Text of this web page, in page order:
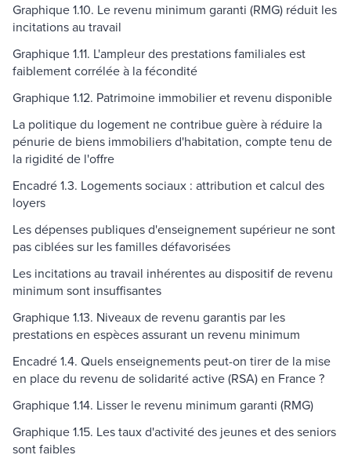
Graphique 1.10. Le revenu minimum garanti (RMG) réduit les
incitations au travail
Graphique 1.11. L'ampleur des prestations familiales est
faiblement corrélée à la fécondité
Graphique 1.12. Patrimoine immobilier et revenu disponible
La politique du logement ne contribue guère à réduire la
pénurie de biens immobiliers d'habitation, compte tenu de
la rigidité de l'offre
Encadré 1.3. Logements sociaux : attribution et calcul des
loyers
Les dépenses publiques d'enseignement supérieur ne sont
pas ciblées sur les familles défavorisées
Les incitations au travail inhérentes au dispositif de revenu
minimum sont insuffisantes
Graphique 1.13. Niveaux de revenu garantis par les
prestations en espèces assurant un revenu minimum
Encadré 1.4. Quels enseignements peut-on tirer de la mise
en place du revenu de solidarité active (RSA) en France ?
Graphique 1.14. Lisser le revenu minimum garanti (RMG)
Graphique 1.15. Les taux d'activité des jeunes et des seniors
sont faibles